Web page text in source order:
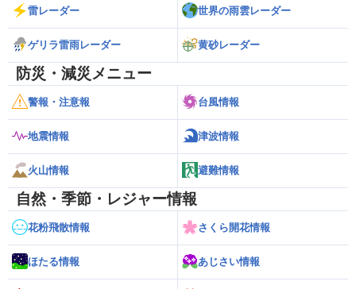
雷レーダー 世界の雨雲レーダー
ゲリラ雷雨レーダー 黄砂レーダー
防災・減災メニュー
警報・注意報 台風情報
地震情報 津波情報
火山情報 避難情報
自然・季節・レジャー情報
花粉飛散情報 さくら開花情報
ほたる情報 あじさい情報